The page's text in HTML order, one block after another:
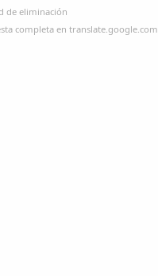
de eliminación
completa en translate.google.com